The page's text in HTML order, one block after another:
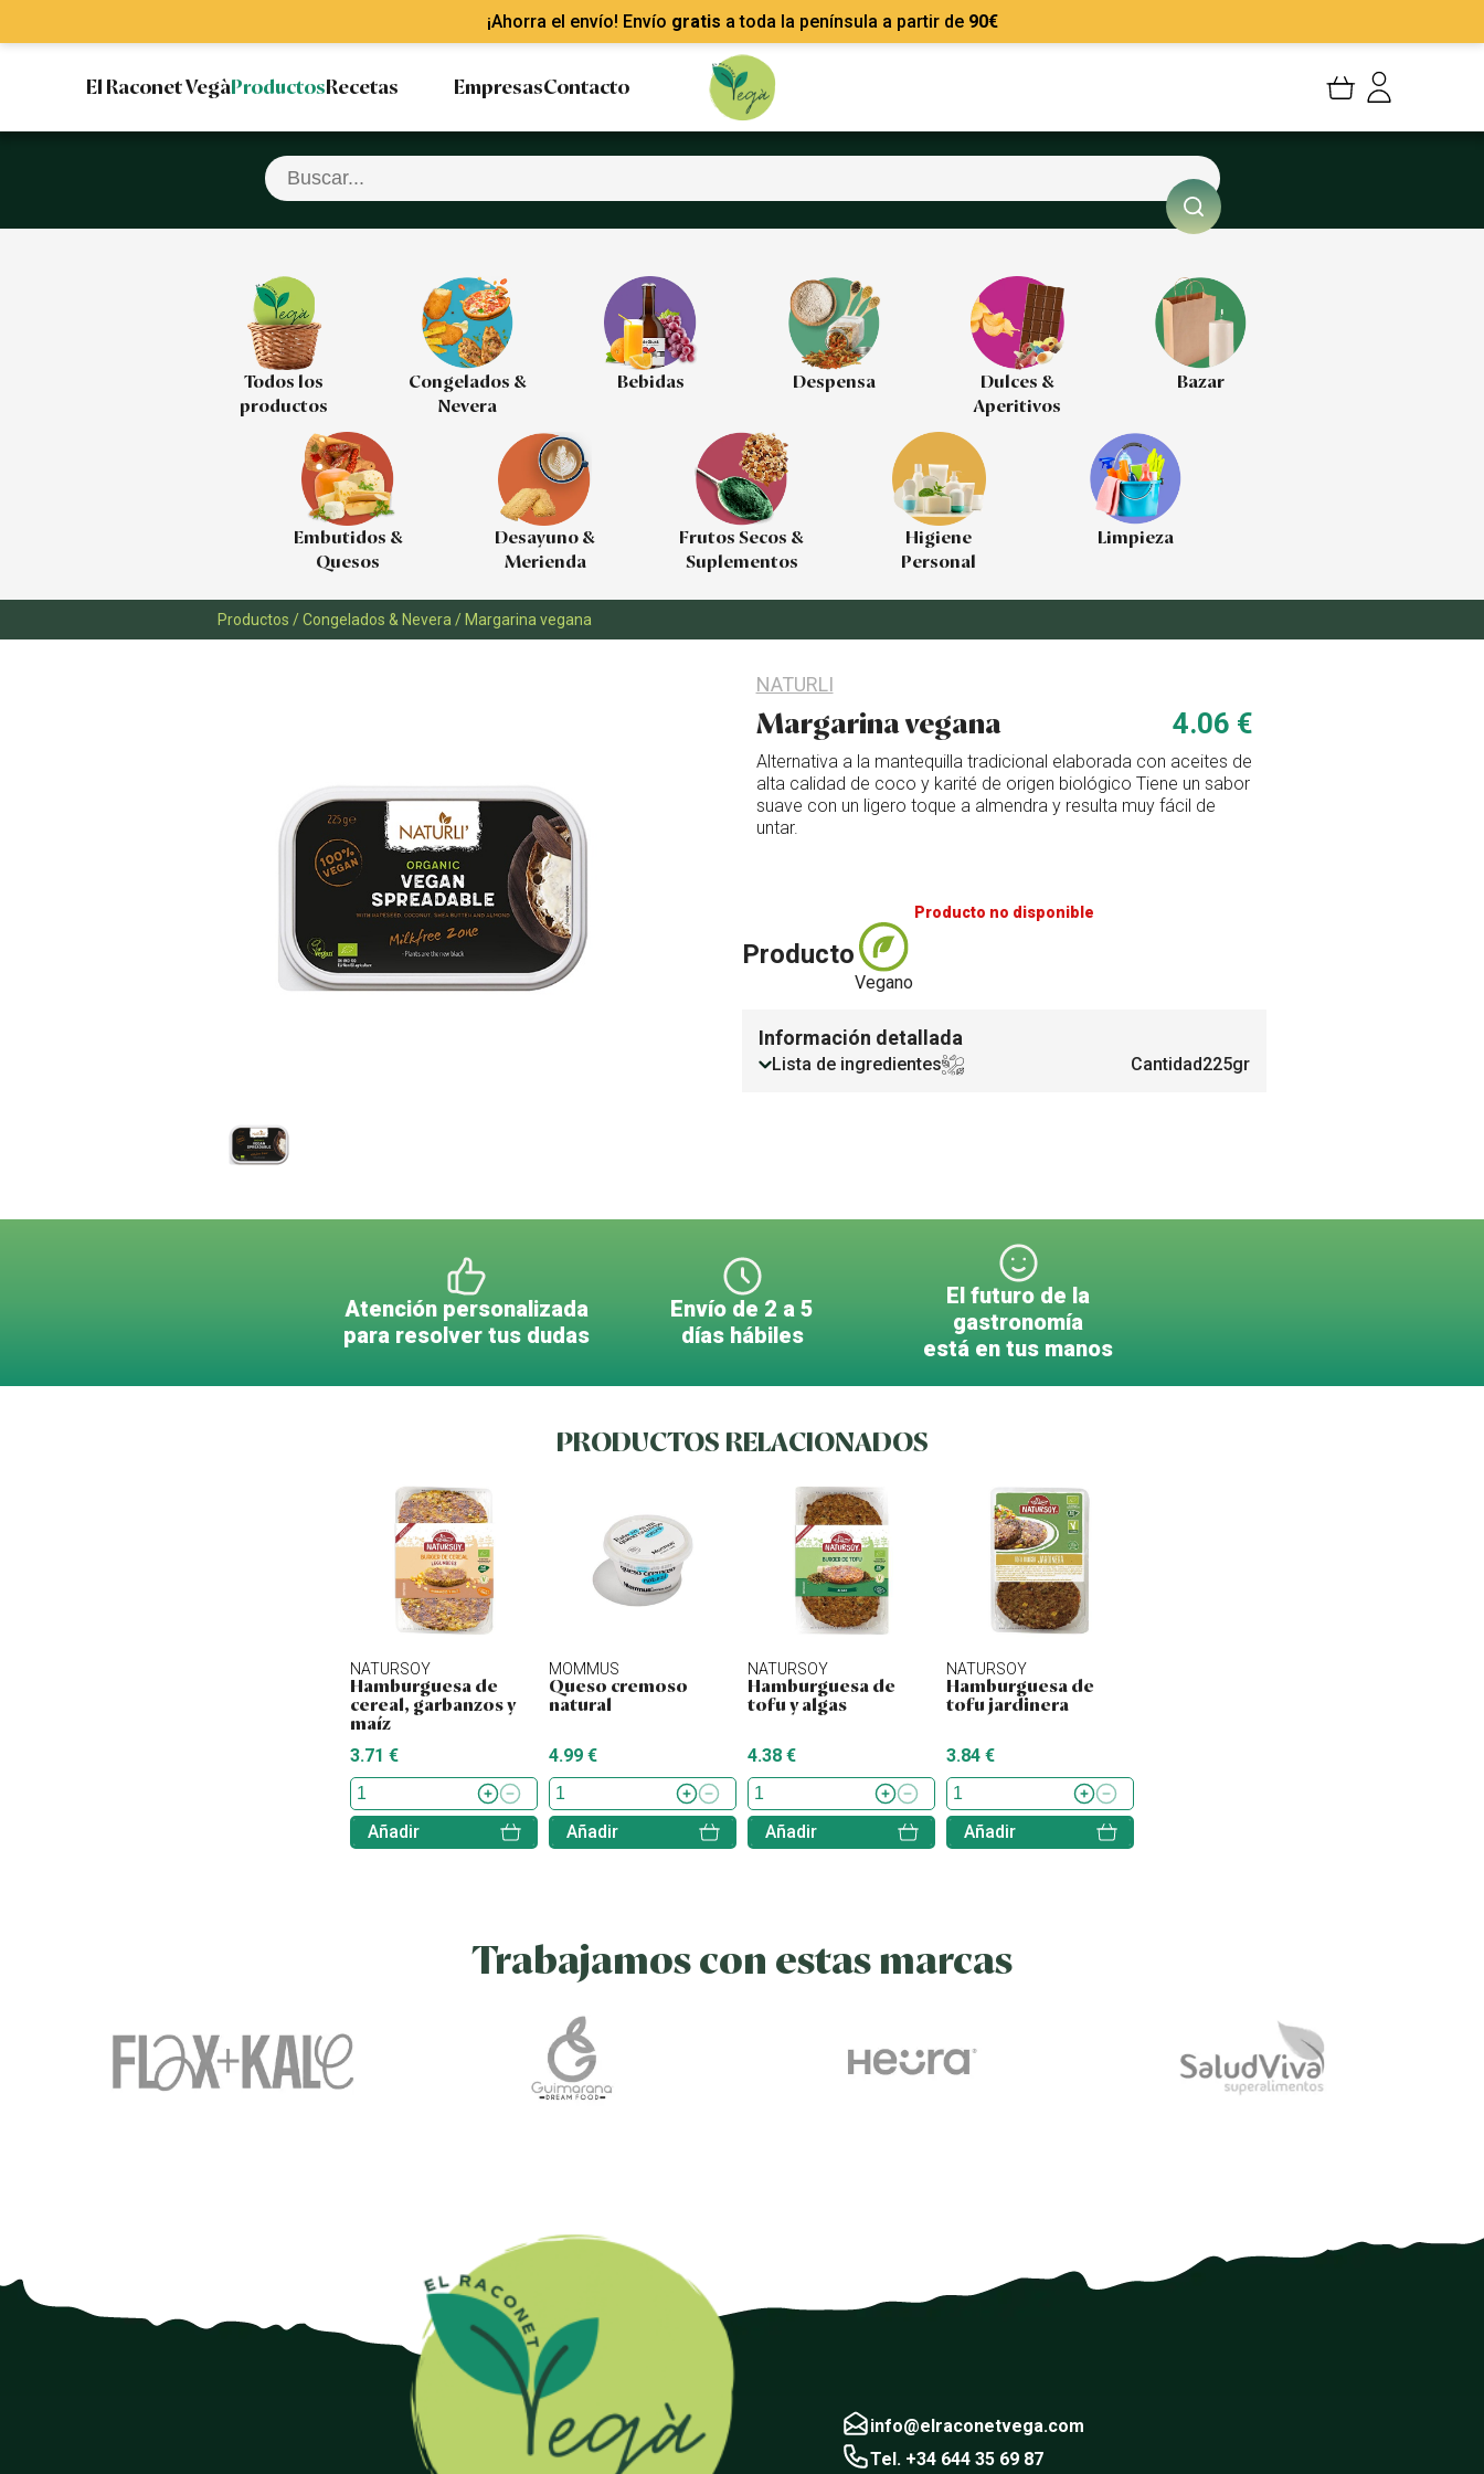
¡Ahorra el envío! Envío gratis a toda la península a partir de 90€
El Raconet VegàProductosRecetas EmpresasContacto
Cerrar sesión
Todos los
productos
Congelados &
Nevera
Bebidas Despensa
Dulces &
Aperitivos
Bazar
Embutidos &
Quesos
Desayuno &
Merienda
Frutos Secos &
Suplementos
Higiene
Personal
Limpieza
Productos /Congelados & Nevera /Margarina vegana
NATURLI
Margarina vegana 4.06 €
Alternativa a la mantequilla tradicional elaborada con aceites de
alta calidad de coco y karité de origen biológico Tiene un sabor
suave con un ligero toque a almendra y resulta muy fácil de
untar.
Producto no disponible
Producto
Vegano
Información detallada
Cantidad225gr
Lista de ingredientes
Atención personalizada
para resolver tus dudas
Envío de 2 a 5
días hábiles
El futuro de la
gastronomía
está en tus manos
PRODUCTOS RELACIONADOS
NATURSOY
Hamburguesa de
cereal, garbanzos y
maíz
3.71 €
Añadir
MOMMUS
Queso cremoso
natural
4.99 €
Añadir
NATURSOY
Hamburguesa de
tofu y algas
4.38 €
Añadir
NATURSOY
Hamburguesa de
tofu jardinera
3.84 €
Añadir
Trabajamos con estas marcas
info@elraconetvega.com
Tel. +34 644 35 69 87